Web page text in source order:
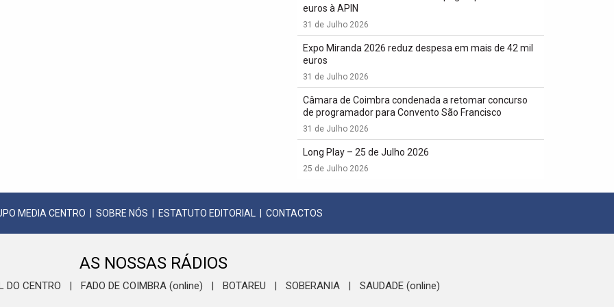
euros à APIN
31 de Julho 2026
Expo Miranda 2026 reduz despesa em mais de 42 mil
euros
31 de Julho 2026
Câmara de Coimbra condenada a retomar concurso
de programador para Convento São Francisco
31 de Julho 2026
Long Play – 25 de Julho 2026
25 de Julho 2026
MEDIA CENTRO SOBRE NÓS ESTATUTO EDITORIAL CONTACTOS
AS NOSSAS RÁDIOS
DO CENTRO FADO DE COIMBRA (online) BOTAREU SOBERANIA SAUDADE (online)